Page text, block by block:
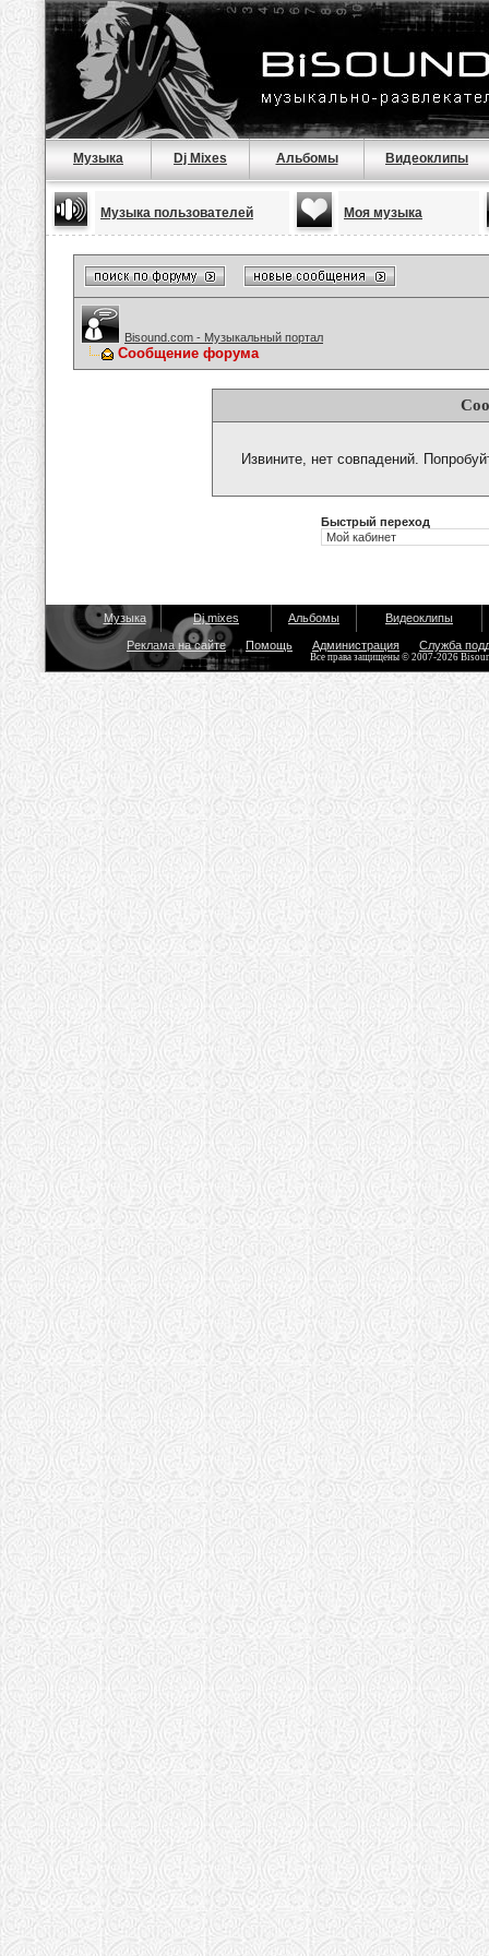
Музыка Dj Mixes Альбомы Видеоклипы
Музыка пользователей Моя музыка
Bisound.com - Музыкальный портал
Сообщение форума
Извините, нет совпадений.
Быстрый переход
Музыка Dj mixes Альбомы Видеоклипы
Реклама на сайте Помощь Администрация Служба
Все права защищены © 2007-2026